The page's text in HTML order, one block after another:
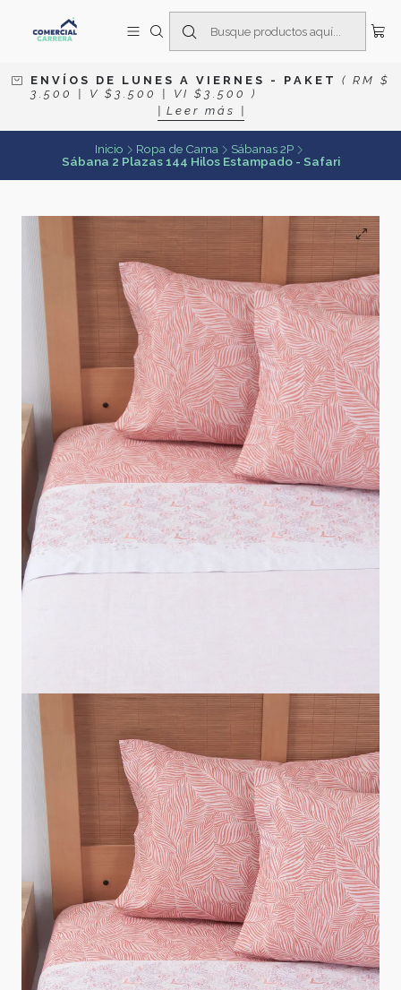
E N V Í O S D E L U N E S A V I E R N E S - P A K E T
( R M $
3 . 5 0 0 | V $ 3 . 5 0 0 | V I $ 3 . 5 0 0 )
| L e e r m á s |
Inicio Ropa de Cama
Sábanas 2P
Sábana 2 Plazas 144 Hilos Estampado - Safari